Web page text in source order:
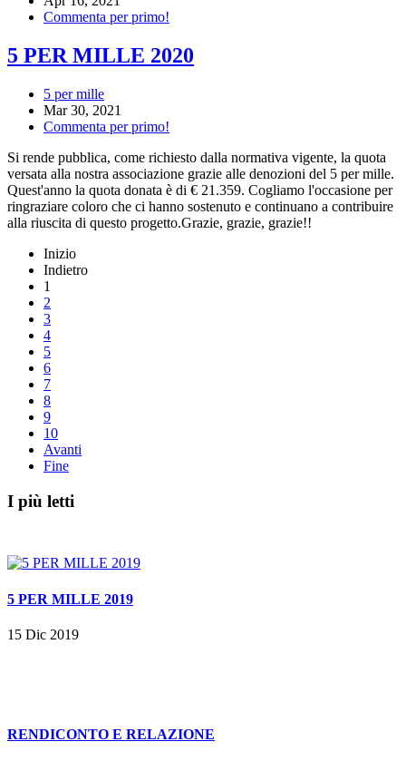
Commenta per primo!
5 PER MILLE 2020
5 per mille
Mar 30, 2021
Commenta per primo!
Si rende pubblica, come richiesto dalla normativa vigente, la quota
versata alla nostra associazione grazie alle denozioni del 5 per mille.
Quest'anno la quota donata è di € 21.359. Cogliamo l'occasione per
ringraziare coloro che ci hanno sostenuto e continuano a contribuire
alla riuscita di questo progetto.Grazie, grazie, grazie!!
Inizio
Indietro
1
2
3
4
5
6
7
8
9
10
Avanti
Fine
I più letti
5 PER MILLE 2019
15 Dic 2019
RENDICONTO E RELAZIONE